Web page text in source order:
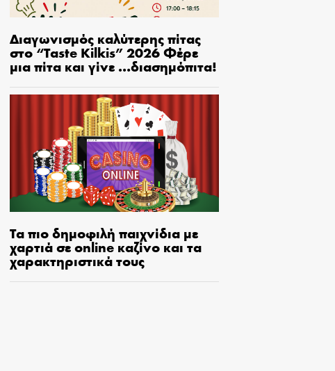
Διαγωνισμός καλύτερης πίτας
στο “Taste Kilkis” 2026 Φέρε
μια πίτα και γίνε …διασημόπιτα!
Τα πιο δημοφιλή παιχνίδια με
χαρτιά σε online καζίνο και τα
χαρακτηριστικά τους